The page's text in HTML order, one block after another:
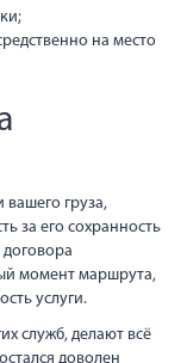
на место
груза,
за его сохранность
момент маршрута,
услуги.
служб, делают всё
доволен